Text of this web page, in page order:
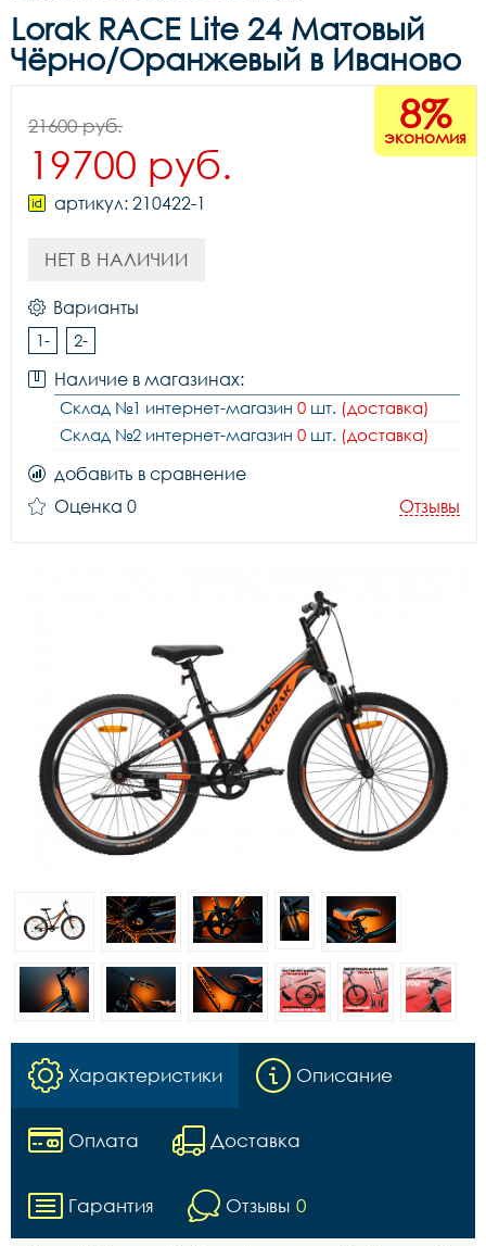
Lorak RACE Lite 24 Матовый
Чёрно/Оранжевый в Иваново
8%
экономия
21600 руб.
19700 руб.
артикул: 210422-1
НЕТ В НАЛИЧИИ
Варианты
1- 2-
Наличие в магазинах:
Склад №1 интернет-магазин 0 шт. (доставка)
Склад №2 интернет-магазин 0 шт. (доставка)
добавить в сравнение
Оценка 0
Отзывы
Характеристики Описание
Оплата Доставка
Гарантия Отзывы 0